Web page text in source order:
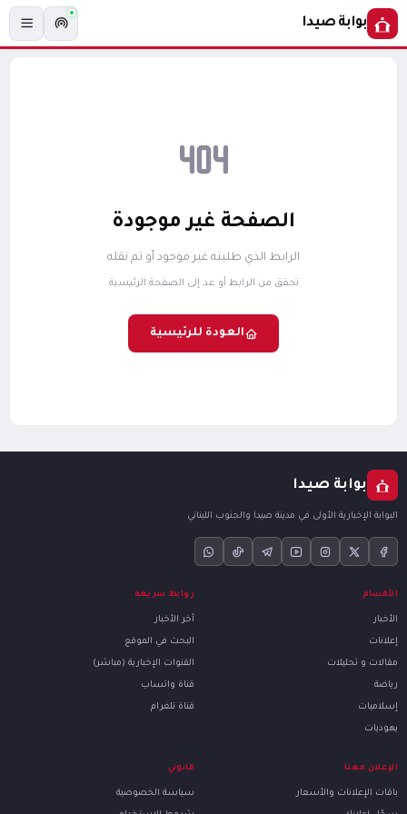
بوابة صيدا
الصفحة غير موجودة
الرابط الذي طلبته غير موجود أو تم نقله
تحقق من الرابط أو عد إلى الصفحة الرئيسية
العودة للرئيسية
بوابة صيدا
البوابة الإخبارية الأولى في مدينة صيدا والجنوب اللبناني
الأقسام
الأخبار
إعلانات
مقالات و تحليلات
رياضة
إسلاميات
يهوديات
روابط سريعة
آخر الأخبار
البحث في الموقع
القنوات الإخبارية (مباشر)
قناة واتساب
قناة تلغرام
الإعلان معنا
باقات الإعلانات والأسعار
قانوني
سياسة الخصوصية